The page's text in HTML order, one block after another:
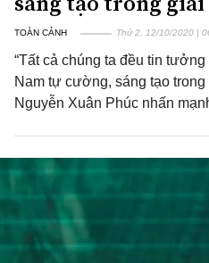
TOÀN CẢNH Thứ 2, 12/10/2020 |
“Tất cả chúng ta đều tin
Nam tự cường, sáng tạo
Nguyễn Xuân Phúc nhấn